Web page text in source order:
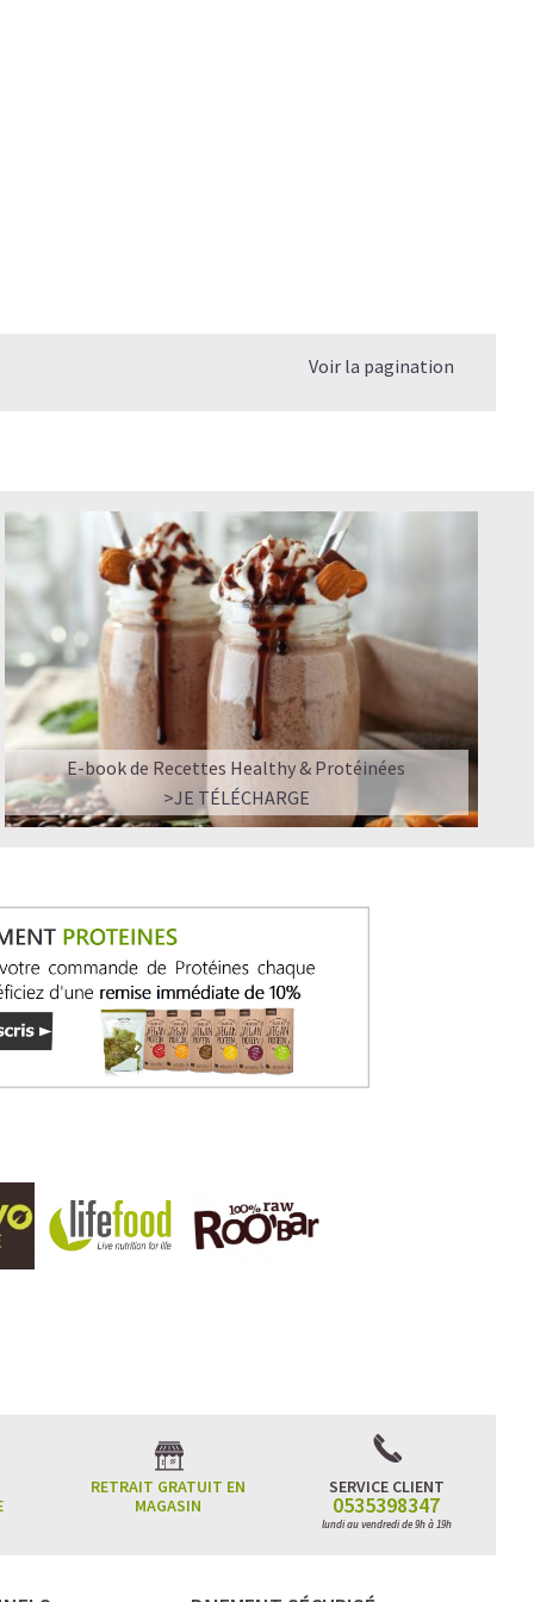
Voir la pagination
E-book de Recettes Healthy & Protéinées
>JE TÉLÉCHARGE
RETRAIT GRATUIT EN
MAGASIN
SERVICE CLIENT
0535398347
lundi au vendredi de 9h à 19h